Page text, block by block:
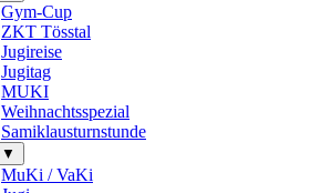
Gym-Cup
ZKT Tösstal
Jugireise
Jugitag
MUKI
Weihnachtsspezial
Samiklausturnstunde
▼
MuKi / VaKi